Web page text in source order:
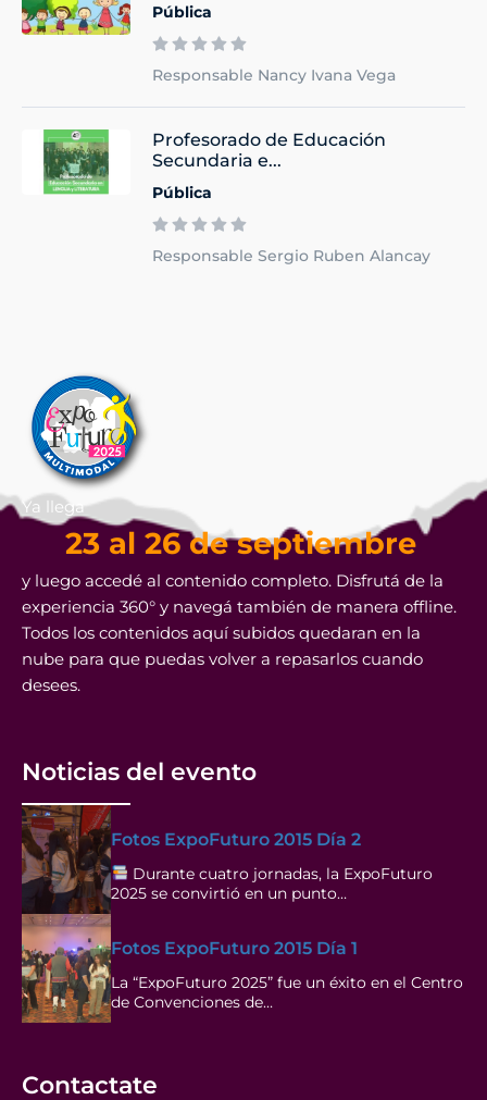
Pública
Responsable Nancy Ivana Vega
Profesorado de Educación
Secundaria e...
Pública
Responsable Sergio Ruben Alancay
Ya llega
23 al 26 de septiembre
y luego accedé al contenido completo. Disfrutá de la
experiencia 360° y navegá también de manera offline.
Todos los contenidos aquí subidos quedaran en la
nube para que puedas volver a repasarlos cuando
desees.
Noticias del evento
Fotos ExpoFuturo 2015 Día 2
Durante cuatro jornadas, la ExpoFuturo
2025 se convirtió en un punto…
Fotos ExpoFuturo 2015 Día 1
La “ExpoFuturo 2025” fue un éxito en el Centro
de Convenciones de…
Contactate